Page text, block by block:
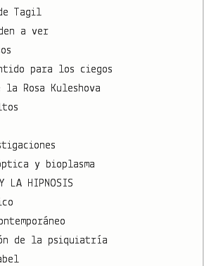
Tagil
a ver
para los ciegos
Rosa Kuleshova
y bioplasma
LA HIPNOSIS
de la psiquiatría